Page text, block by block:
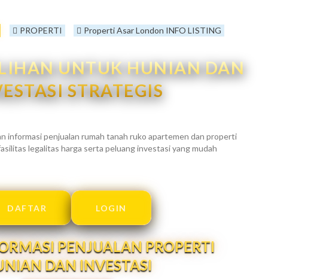
PROPERTI Properti Asar London INFO LISTING
UNTUK HUNIAN DAN
STRATEGIS
informasi penjualan rumah tanah ruko apartemen dan properti
legalitas harga serta peluang investasi yang mudah
DAFTAR LOGIN
PENJUALAN PROPERTI
DAN INVESTASI